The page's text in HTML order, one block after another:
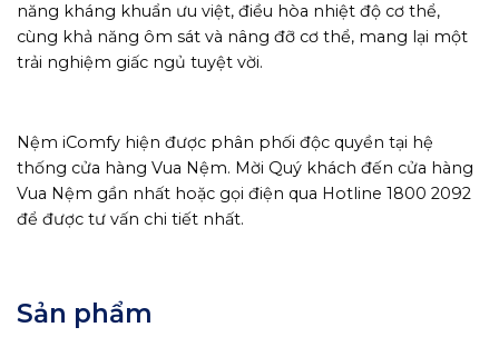
năng kháng khuẩn ưu việt, điều hòa nhiệt độ cơ thể,
cùng khả năng ôm sát và nâng đỡ cơ thể, mang lại một
trải nghiệm giấc ngủ tuyệt vời.
Nệm iComfy hiện được phân phối độc quyền tại hệ
thống cửa hàng Vua Nệm. Mời Quý khách đến cửa hàng
Vua Nệm gần nhất hoặc gọi điện qua Hotline 1800 2092
để được tư vấn chi tiết nhất.
Sản phẩm